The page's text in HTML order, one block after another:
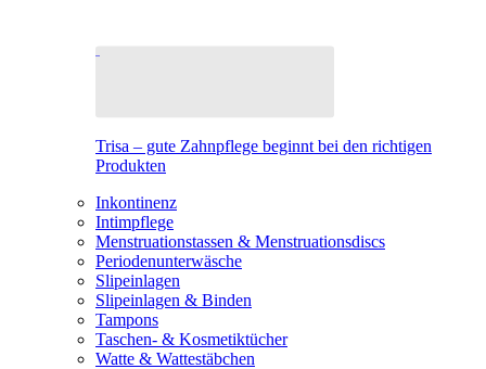
Trisa – gute Zahnpflege beginnt bei den richtigen
Produkten
Inkontinenz
Intimpflege
Menstruationstassen & Menstruationsdiscs
Periodenunterwäsche
Slipeinlagen
Slipeinlagen & Binden
Tampons
Taschen- & Kosmetiktücher
Watte & Wattestäbchen